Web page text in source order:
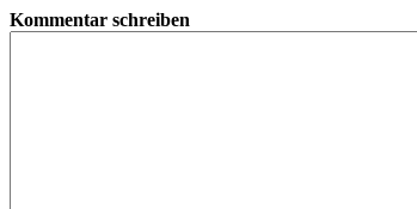
Kommentar schreiben